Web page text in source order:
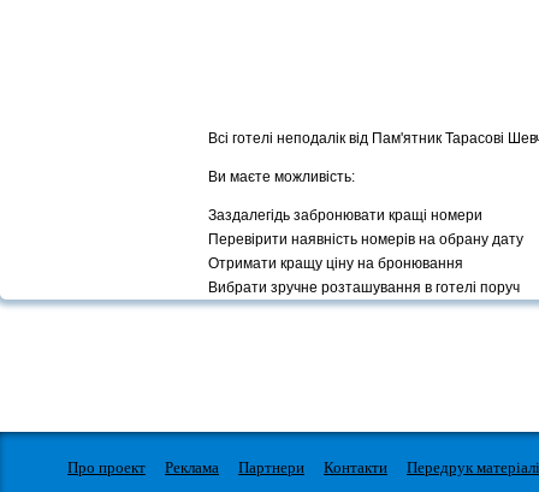
Всі готелі неподалік від Пам'ятник Тарасові
Ви маєте можливість:
Заздалегідь забронювати кращі номери
Перевірити наявність номерів на обрану дату
Отримати кращу ціну на бронювання
Вибрати зручне розташування в готелі поруч
Про проект Реклама Партнери Контакти
Передрук